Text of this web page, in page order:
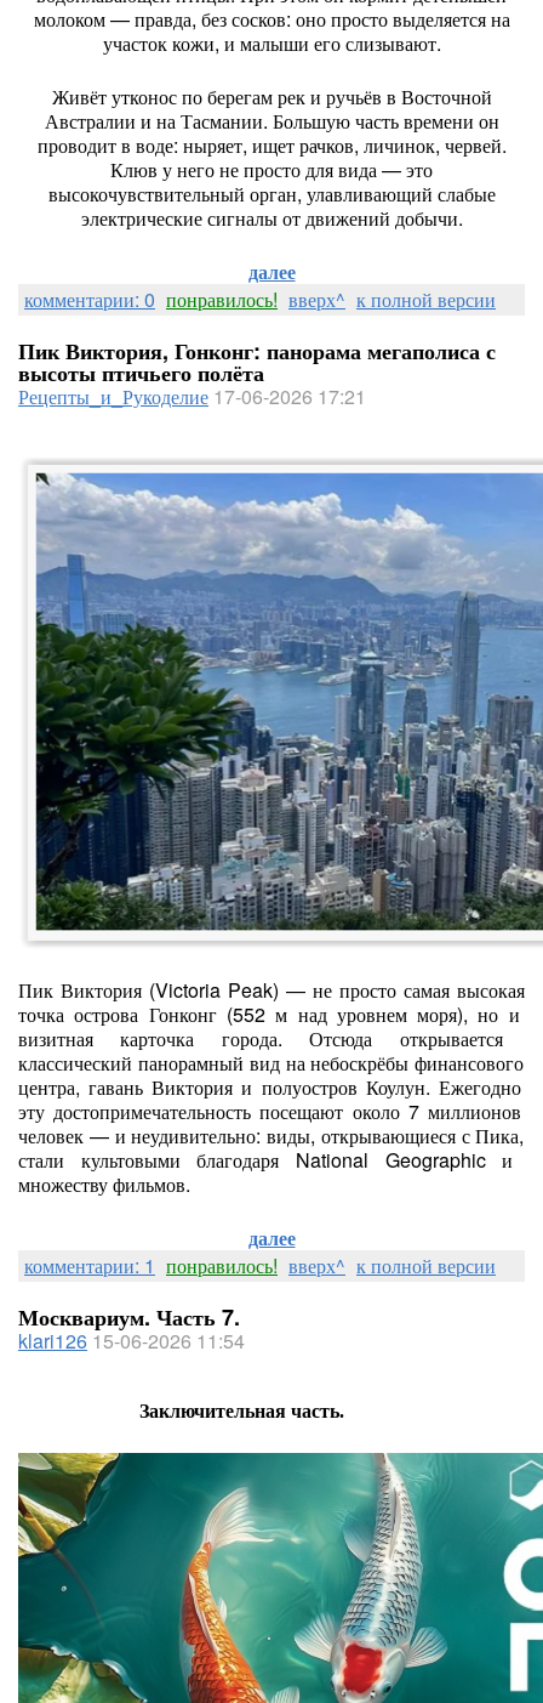
молоком— правда, безсосков: онопростовыделяетсяна
участоккожи, и малыши егослизывают.
Живётутконоспоберегамреки ручьёв в Восточной
Австралии и наТасмании. Большуючастьвремени он
проводитв воде: ныряет, ищетрачков, личинок, червей.
Клюв унегонепростодлявида— это
высокочувствительный орган, улавливающий слабые
электрическиесигналыотдвижений добычи.
далее
комментарии: 0 понравилось! вверх^ к полной версии
Пик Виктория, Гонконг: панорама мегаполиса с
высоты птичьего полёта
Рецепты_и_Рукоделие 17-06-2026 17:21
Пик Виктория (Victoria Peak) — не просто самая высокая
точка острова Гонконг(552м надуровнемморя), но и
визитная карточка города. Отсюда открывается
классический панорамный виднанебоскрёбы финансового
центра, гавань Виктория и полуостров Коулун. Ежегодно
эту достопримечательность посещают около7миллионов
человек — и неудивительно: виды, открывающиесясПика,
стали культовыми благодаря National Geographicи
множествуфильмов.
далее
комментарии: 1 понравилось! вверх^ к полной версии
Москвариум. Часть 7.
klari126 15-06-2026 11:54
Заключительная часть.